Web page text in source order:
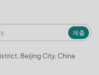
제출
Beijing City, China